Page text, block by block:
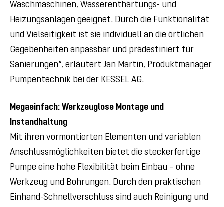
Waschmaschinen, Wasserenthärtungs- und
Heizungsanlagen geeignet. Durch die Funktionalität
und Vielseitigkeit ist sie individuell an die örtlichen
Gegebenheiten anpassbar und prädestiniert für
Sanierungen“, erläutert Jan Martin, Produktmanager
Pumpentechnik bei der KESSEL AG.
Megaeinfach: Werkzeuglose Montage und
Instandhaltung
Mit ihren vormontierten Elementen und variablen
Anschlussmöglichkeiten bietet die steckerfertige
Pumpe eine hohe Flexibilität beim Einbau – ohne
Werkzeug und Bohrungen. Durch den praktischen
Einhand-Schnellverschluss sind auch Reinigung und